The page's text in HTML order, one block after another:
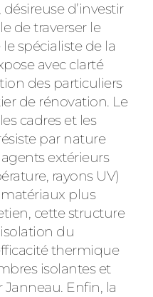
d’investir
de traverser le
spécialiste de la
avec clarté
des particuliers
de rénovation. Le
cadres et les
par nature
extérieurs
rayons UV)
plus
cette structure
du
thermique
isolantes et
Enfin, la